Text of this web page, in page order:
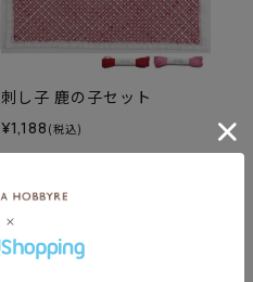
刺し子 鹿の子セット
¥1,188 (税込)